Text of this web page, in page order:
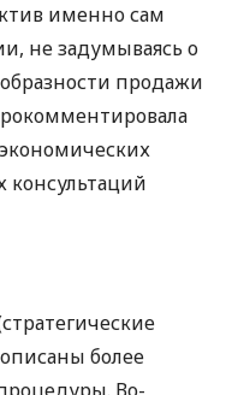
именно сам
не задумываясь о
продажи
консультаций
более